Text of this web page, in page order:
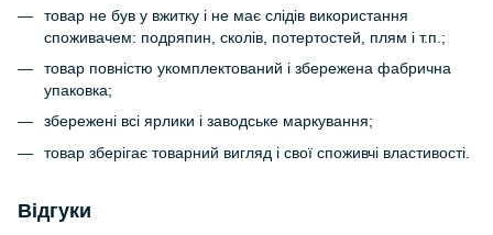
товар не був у вжитку і не має слідів використання
споживачем: подряпин, сколів, потертостей, плям і т.п.;
товар повністю укомплектований і збережена фабрична
упаковка;
збережені всі ярлики і заводське маркування;
товар зберігає товарний вигляд і свої споживчі властивості.
Відгуки